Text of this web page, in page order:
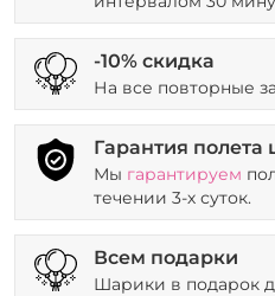
-10% скидка
На все повторные
Гарантия полета
Мы гарантируем
течении 3-х суток.
Всем подарки
Шарики в подарок